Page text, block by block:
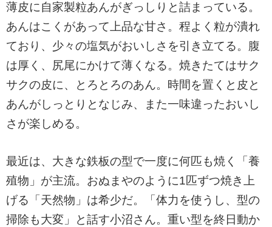
薄皮に自家製粒あんがぎっしりと詰まっている。
あんはこくがあって上品な甘さ。程よく粒が潰れ
ており、少々の塩気がおいしさを引き立てる。腹
は厚く、尻尾にかけて薄くなる。焼きたてはサク
サクの皮に、とろとろのあん。時間を置くと皮と
あんがしっとりとなじみ、また一味違ったおいし
さが楽しめる。
最近は、大きな鉄板の型で一度に何匹も焼く「養
殖物」が主流。おぬまやのように1匹ずつ焼き上
げる「天然物」は希少だ。「体力を使うし、型の
掃除も大変」と話す小沼さん。重い型を終日動か